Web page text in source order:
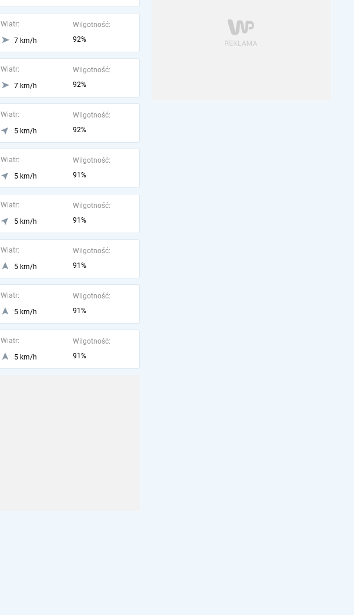
Wiatr:
7 km/h
Wilgotność:
92%
Wiatr:
7 km/h
Wilgotność:
92%
Wiatr:
5 km/h
Wilgotność:
92%
Wiatr:
5 km/h
Wilgotność:
91%
Wiatr:
5 km/h
Wilgotność:
91%
Wiatr:
5 km/h
Wilgotność:
91%
Wiatr:
5 km/h
Wilgotność:
91%
Wiatr:
5 km/h
Wilgotność:
91%